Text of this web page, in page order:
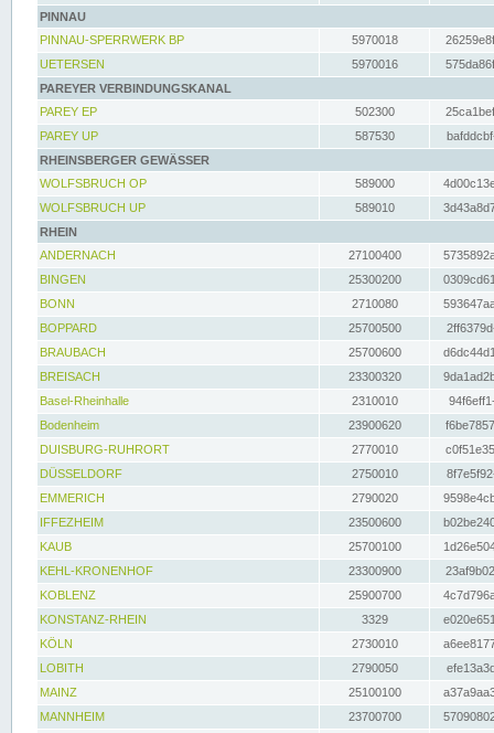
PINNAU
PINNAU-SPERRWERK BP
5970018
UETERSEN
5970016
PAREYER VERBINDUNGSKANAL
PAREY EP
502300
PAREY UP
587530
RHEINSBERGER GEWÄSSER
WOLFSBRUCH OP
589000
WOLFSBRUCH UP
589010
RHEIN
ANDERNACH
27100400
BINGEN
25300200
BONN
2710080
BOPPARD
25700500
BRAUBACH
25700600
BREISACH
23300320
Basel-Rheinhalle
2310010
Bodenheim
23900620
DUISBURG-RUHRORT
2770010
DÜSSELDORF
2750010
EMMERICH
2790020
IFFEZHEIM
23500600
KAUB
25700100
KEHL-KRONENHOF
23300900
KOBLENZ
25900700
KONSTANZ-RHEIN
3329
KÖLN
2730010
LOBITH
2790050
MAINZ
25100100
MANNHEIM
23700700